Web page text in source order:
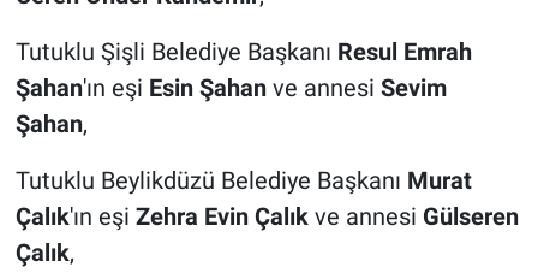
Tutuklu Şişli Belediye Başkanı Resul Emrah
Şahan'ın eşi Esin Şahanve annesi Sevim
Şahan,
Tutuklu Beylikdüzü Belediye Başkanı Murat
Çalık'ın eşi Zehra Evin Çalıkve annesi Gülseren
Çalık,
Spor
Teknoloji
Türkiye'nin Geleceği
Türkiye'nin Gündemi